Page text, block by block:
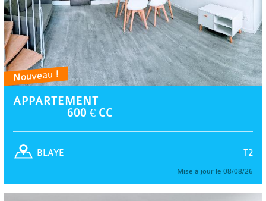
Nouveau !
APPARTEMENT
600 € CC
T2
BLAYE
Mise à jour le 08/08/26